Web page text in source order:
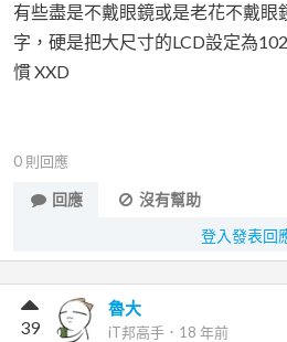
有些盡是不戴眼鏡或是老花不戴眼
字，硬是把大尺寸的LCD設定為
慣 XXD
0 則回應
回應
沒有幫助
登入發表回
魯大
iT邦高手 ． 18 年前
39